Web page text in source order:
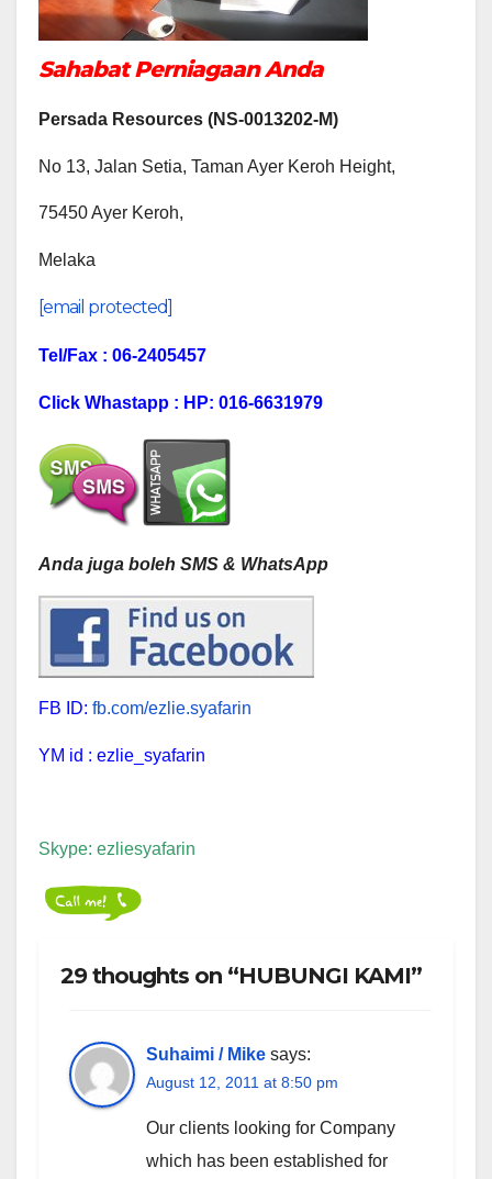
Sahabat Perniagaan Anda
Persada Resources (NS-0013202-M)
No 13, Jalan Setia, Taman Ayer Keroh Height,
75450 Ayer Keroh,
Melaka
[email protected]
Tel/Fax : 06-2405457
Click Whastapp : HP: 016-6631979
Anda juga boleh SMS & WhatsApp
FB ID: fb.com/ezlie.syafarin
YM id : ezlie_syafarin
Skype: ezliesyafarin
29 thoughts on “HUBUNGI KAMI”
Suhaimi / Mike says:
August 12, 2011 at 8:50 pm
Our clients looking for Company
which has been established for